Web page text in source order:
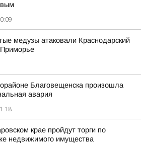
медузы атаковали Краснодарский
Приморье
Благовещенска произошла
авария
крае пройдут торги по
недвижимого имущества